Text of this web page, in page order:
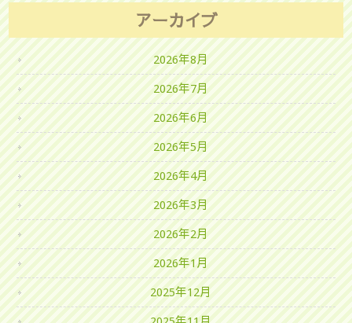
アーカイブ
2026年8月
2026年7月
2026年6月
2026年5月
2026年4月
2026年3月
2026年2月
2026年1月
2025年12月